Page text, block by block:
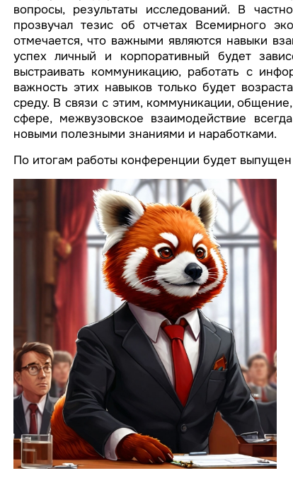
вопросы, результаты исследований. В
прозвучал тезис об отчетах Всемирного
отмечается, что важными являются навыки
успех личный и корпоративный будет
выстраивать коммуникацию, работать с
важность этих навыков только будет
среду. В связи с этим, коммуникации,
сфере, межвузовское взаимодействие
новыми полезными знаниями и наработками.
По итогам работы конференции будет